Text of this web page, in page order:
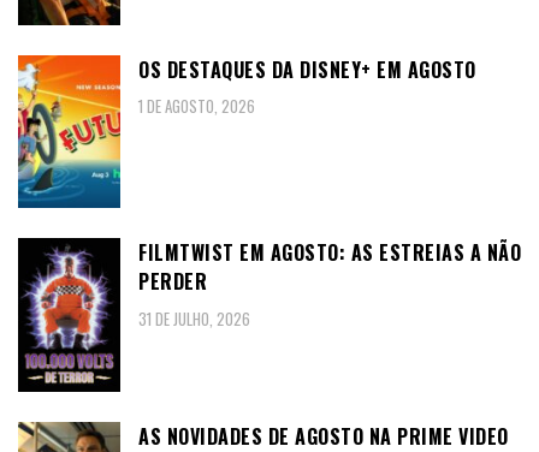
OS DESTAQUES DA DISNEY+ EM AGOSTO
1 DE AGOSTO, 2026
FILMTWIST EM AGOSTO: AS ESTREIAS A NÃO
PERDER
31 DE JULHO, 2026
AS NOVIDADES DE AGOSTO NA PRIME VIDEO